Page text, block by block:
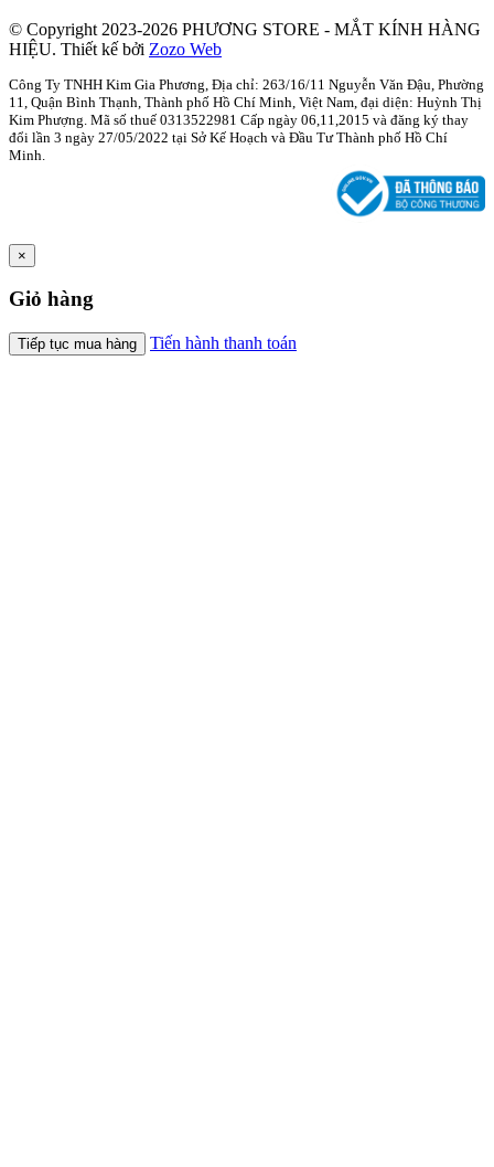
© Copyright 2023-2026 PHƯƠNG STORE - MẮT KÍNH HÀNG
HIỆU. Thiết kế bởi Zozo Web
Công Ty TNHH Kim Gia Phương, Địa chỉ: 263/16/11 Nguyễn Văn Đậu, Phường
11, Quận Bình Thạnh, Thành phố Hồ Chí Minh, Việt Nam, đại diện: Huỳnh Thị
Kim Phượng. Mã số thuế 0313522981 Cấp ngày 06,11,2015 và đăng ký thay
đổi lần 3 ngày 27/05/2022 tại Sở Kế Hoạch và Đầu Tư Thành phố Hồ Chí
Minh.
×
Giỏ hàng
Tiếp tục mua hàng Tiến hành thanh toán